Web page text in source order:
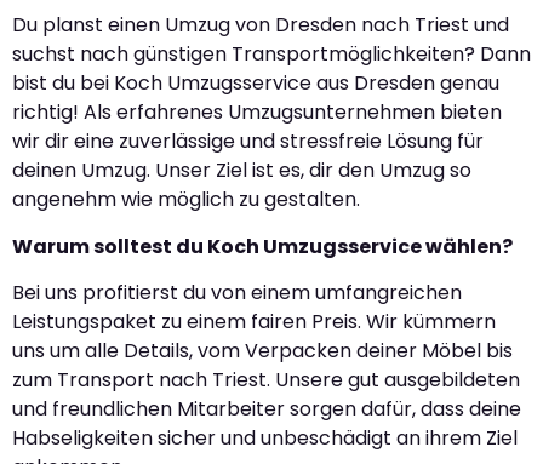
Du planst einen Umzug von Dresden nach Triest und
suchst nach günstigen Transportmöglichkeiten? Dann
bist du bei Koch Umzugsservice aus Dresden genau
richtig! Als erfahrenes Umzugsunternehmen bieten
wir dir eine zuverlässige und stressfreie Lösung für
deinen Umzug. Unser Ziel ist es, dir den Umzug so
angenehm wie möglich zu gestalten.
Warum solltest du Koch Umzugsservice wählen?
Bei uns profitierst du von einem umfangreichen
Leistungspaket zu einem fairen Preis. Wir kümmern
uns um alle Details, vom Verpacken deiner Möbel bis
zum Transport nach Triest. Unsere gut ausgebildeten
und freundlichen Mitarbeiter sorgen dafür, dass deine
Habseligkeiten sicher und unbeschädigt an ihrem Ziel